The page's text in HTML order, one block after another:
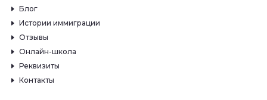
Блог
Истории иммиграции
Отзывы
Онлайн-школа
Реквизиты
Контакты